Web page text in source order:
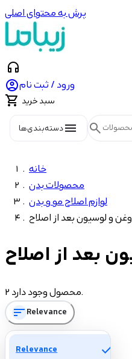
پرش به محتوای اصلی
headphones
ورود / ثبت نام
 سبد خرید
menuدسته‌بندی‌ها search
خانه
محصولات بدن
لوازم اصلاح مو و بدن
و لوسیون بعد از اصلاح
تومان
تومان
Manufacturers
بعد از اصلاح
2 محصول وجود دارد.
sortRelevance
Relevance check